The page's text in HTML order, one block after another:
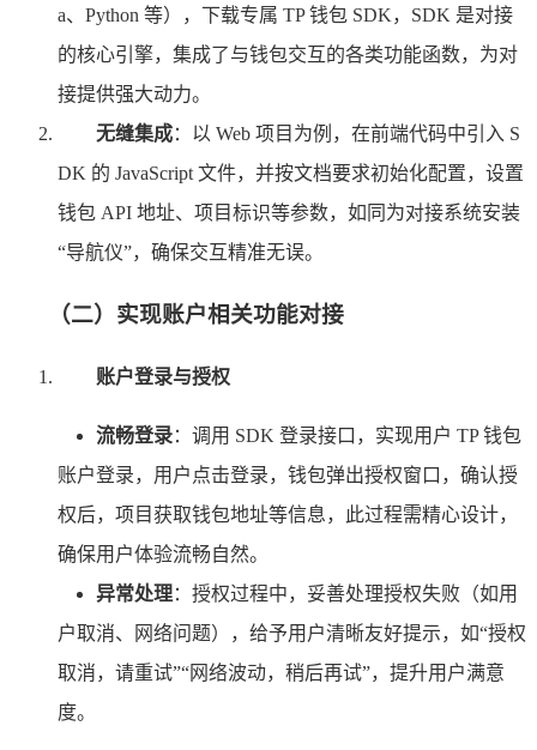
a、Python 等），下载专属 TP 钱包 SDK，SDK 是对接
的核心引擎，集成了与钱包交互的各类功能函数，为对
接提供强大动力。
无缝集成：以 Web 项目为例，在前端代码中引入 S
DK 的 JavaScript 文件，并按文档要求初始化配置，设置
钱包 API 地址、项目标识等参数，如同为对接系统安装
“导航仪”，确保交互精准无误。
（二）实现账户相关功能对接
账户登录与授权
流畅登录：调用 SDK 登录接口，实现用户 TP 钱包
账户登录，用户点击登录，钱包弹出授权窗口，确认授
权后，项目获取钱包地址等信息，此过程需精心设计，
确保用户体验流畅自然。
异常处理：授权过程中，妥善处理授权失败（如用
户取消、网络问题），给予用户清晰友好提示，如“授权
取消，请重试”“网络波动，稍后再试”，提升用户满意
度。